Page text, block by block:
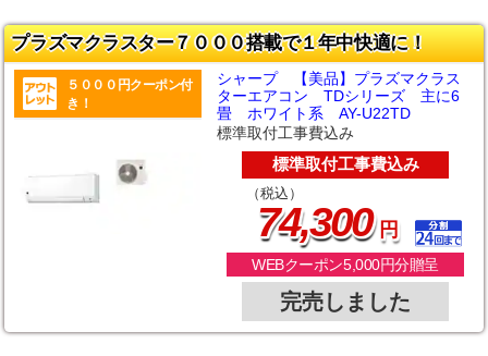
プラズマクラスター７０００搭載で１年中快適に！
５０００円クーポン付
き！
シャープ 【美品】プラズマクラス
ターエアコン TDシリーズ 主に6
畳 ホワイト系 AY-U22TD
標準取付工事費込み
標準取付工事費込み
（税込）
74,300円
WEBクーポン5,000円分贈呈
完売しました